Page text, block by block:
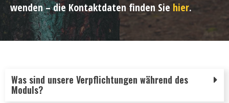
wenden – die Kontaktdaten finden Sie hier.
Was sind unsere Verpflichtungen während des
Moduls?